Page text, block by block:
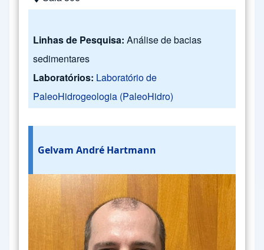
Linhas de Pesquisa: Análise de bacias
sedimentares
Laboratórios: Laboratório de
PaleoHidrogeologia (PaleoHidro)
Gelvam André Hartmann